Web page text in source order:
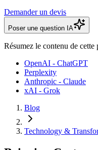
Demander un devis
Poser une question IA
Résumez le contenu de cette
OpenAI - ChatGPT
Perplexity
Anthropic - Claude
xAI - Grok
Blog
Technology &